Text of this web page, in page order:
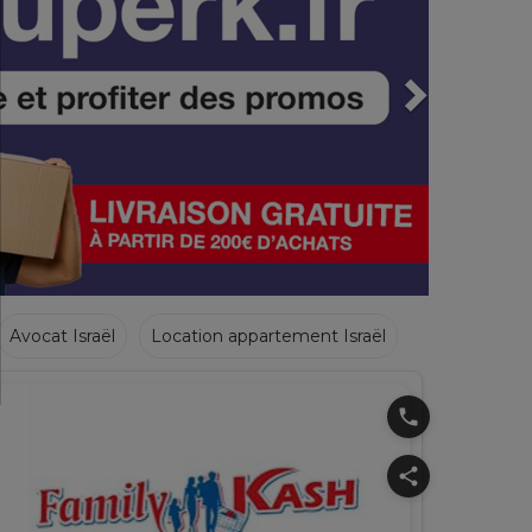
Avocat Israël Location appartement Israël
phone
share